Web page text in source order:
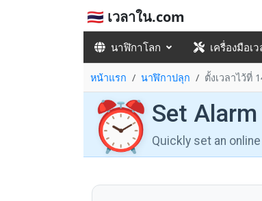
🇹🇭 เวลาใน.com
นาฬิกาโลก เครื่องมือเว
หน้าแรก นาฬิกาปลุก ตั้งเวลาไว้ที่
⏰ Set
Quickly set an